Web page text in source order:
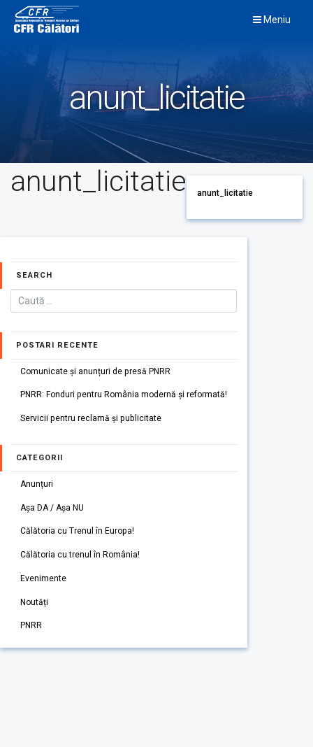
content
Meniu
anunt_licitatie
anunt_licitatie anunt_licitatie
SEARCH
POSTARI RECENTE
Comunicate și anunțuri de presă PNRR
PNRR: Fonduri pentru România modernă și reformată!
Servicii pentru reclamă și publicitate
CATEGORII
Anunțuri
Așa DA / Așa NU
Călătoria cu Trenul în Europa!
Călătoria cu trenul în România!
Evenimente
Noutăți
PNRR